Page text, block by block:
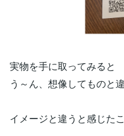
実物を手に取ってみると
う～ん、想像してものと
イメージと違うと感じた